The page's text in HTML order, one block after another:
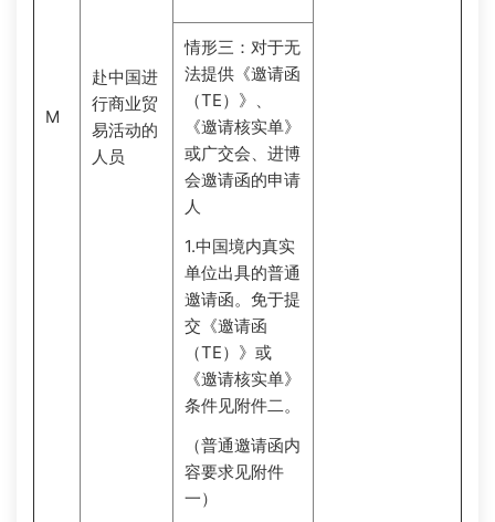
M
赴中国进
行商业贸
易活动的
人员
情形三：对于无
法提供《邀请函
（TE）》、
《邀请核实单》
或广交会、进博
会邀请函的申请
人
1.中国境内真实
单位出具的普通
邀请函。免于提
交《邀请函
（TE）》或
《邀请核实单》
条件见附件二。
（普通邀请函内
容要求见附件
一）